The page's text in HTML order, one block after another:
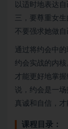
以适时地表达
三，要尊重女
不要强求她做自
通过将约会中
约会实战的内
才能更好地掌
说，约会是一
真诚和自信，才
课程目录：